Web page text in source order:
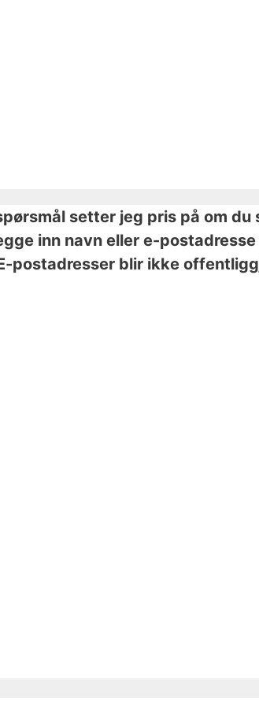
setter jeg pris på om du
inn navn eller e-
postadresser blir ikke